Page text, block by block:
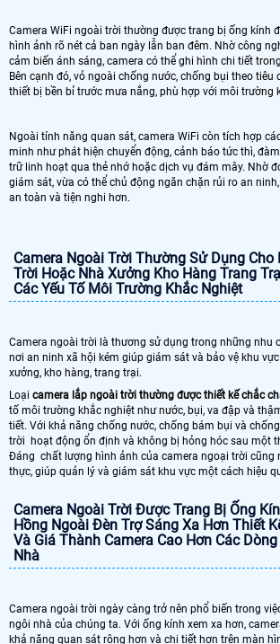
Camera WiFi ngoài trời thường được trang bị ống kính
hình ảnh rõ nét cả ban ngày lẫn ban đêm. Nhờ công
cảm biến ánh sáng, camera có thể ghi hình chi tiết
Bên cạnh đó, vỏ ngoài chống nước, chống bụi theo
thiết bị bền bỉ trước mưa nắng, phù hợp với môi trường
Ngoài tính năng quan sát, camera WiFi còn tích hợp
minh như phát hiện chuyển động, cảnh báo tức thì,
trữ linh hoạt qua thẻ nhớ hoặc dịch vụ đám mây. Nhờ
giám sát, vừa có thể chủ động ngăn chặn rủi ro an
an toàn và tiện nghi hơn.
Camera Ngoài Trời Thường Sử Dụng Cho
Trời Hoặc Nhà Xưởng Kho Hàng Trang
Các Yếu Tố Môi Trường Khắc Nghiệt
Camera ngoài trời là thương sử dụng trong những nhu
nơi an ninh xã hội kém giúp giám sát và bảo vệ khu
xưởng, kho hàng, trang trại.
Loại camera lắp ngoài trời thường được thiết kế chắc
tố môi trường khắc nghiệt như nước, bụi, va đập và
tiết. Với khả năng chống nước, chống bám bụi và
trời hoạt động ổn định và không bị hỏng hóc sau một
Đáng chất lượng hình ảnh của camera ngoại trời cũng
thực, giúp quản lý và giám sát khu vực một cách hiệu
Camera Ngoài Trời Được Trang Bị Ống
Hồng Ngoài Đèn Trợ Sáng Xa Hơn Thiết
Và Giá Thành Camera Cao Hơn Các
Nhà
Camera ngoài trời ngày càng trở nên phổ biến trong
ngôi nhà của chúng ta. Với ống kính xem xa hơn,
khả năng quan sát rộng hơn và chi tiết hơn trên màn